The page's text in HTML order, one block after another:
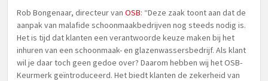
Rob Bongenaar, directeur van OSB: “Deze zaak toont aan dat de
aanpak van malafide schoonmaakbedrijven nog steeds nodig is.
Het is tijd dat klanten een verantwoorde keuze maken bij het
inhuren van een schoonmaak- en glazenwassersbedrijf. Als klant
wil je daar toch geen gedoe over? Daarom hebben wij het OSB-
Keurmerk geïntroduceerd. Het biedt klanten de zekerheid van